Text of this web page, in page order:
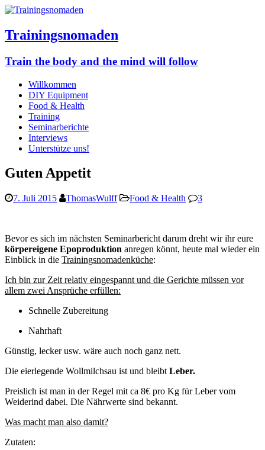
Trainingsnomaden
Train the body and the mind will follow
Willkommen
DIY Equipment
Food & Health
Training
Seminarberichte
Interviews
Unterstütze uns!
Guten Appetit
7. Juli 2015 ThomasWulff Food & Health 3
Bevor es sich im nächsten Seminarbericht darum dreht wir ihr eure
körpereigene Epoproduktion anregen könnt, heute mal wieder ein
Einblick in die Trainingsnomadenküche:
Ich bin zur Zeit relativ eingespannt und die Gerichte müssen vor
allem zwei Ansprüche erfüllen:
Schnelle Zubereitung
Nahrhaft
Günstig, lecker usw. wäre auch noch ganz nett.
Die eierlegende Wollmilchsau ist und bleibt Leber.
Preislich ist man in der Regel mit ca 8€ pro Kg für Leber vom
Weiderind dabei. Die Nährwerte sind bekannt.
Was macht man also damit?
Zutaten: